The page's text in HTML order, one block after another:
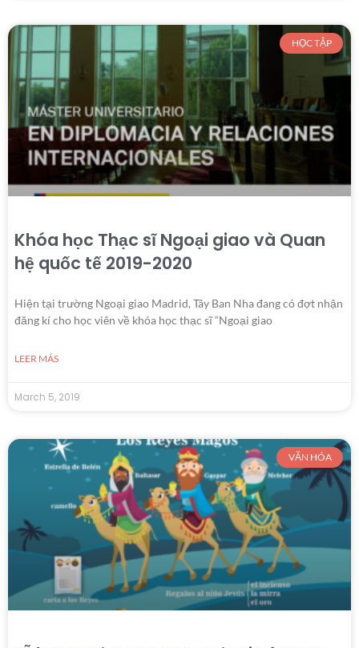
HỌC TẬP
Khóa học Thạc sĩ Ngoại giao và Quan
hệ quốc tế 2019-2020
Hiện tại trường Ngoại giao Madrid, Tây Ban Nha đang có đợt nhận
đăng kí cho học viên về khóa học thạc sĩ “Ngoại giao
LEER MÁS
March 5, 2019
VĂN HÓA